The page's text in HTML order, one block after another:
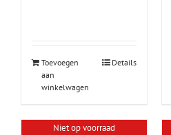
Toevoegen
aan
winkelwagen
Details
Niet op voorraad